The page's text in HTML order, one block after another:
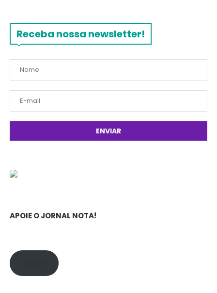
Receba nossa newsletter!
APOIE O JORNAL NOTA!